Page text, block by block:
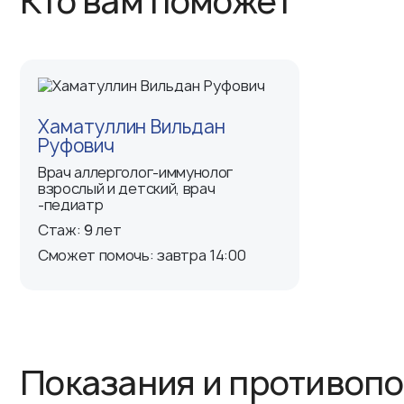
Хаматуллин Вильдан
Руфович
Врач аллерголог-иммунолог
взрослый и детский, врач
-педиатр
Стаж: 9 лет
Сможет помочь: завтра 14:00
Показания и